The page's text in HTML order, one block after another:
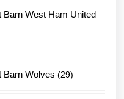
Barn West Ham United
Barn Wolves 2929